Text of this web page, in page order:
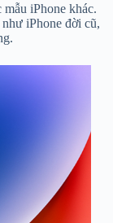
iPhone khác.
iPhone đời cũ,